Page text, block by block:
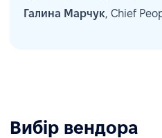
Галина Марчук, Chief
Вибір вендора